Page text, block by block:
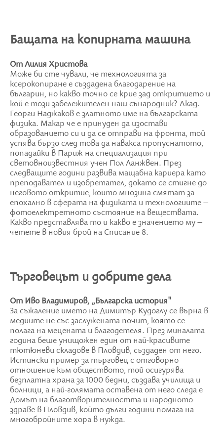
Бащата на копирната машина
От Лилия Христова
Може би сте чували, че технологията за
ксерокопиране е създадена благодарение на
българин, но какво точно се крие зад откритието и
кой е този забележителен наш сънародник? Акад.
Георги Наджаков е златното име на българската
физика. Макар че е принуден да изостави
образованието си и да се отправи на фронта, той
успява бързо след това да навакса пропуснатото,
попадайки в Париж на специализация при
световноизвестния учен Пол Ланжвен. През
следващите години развива мащабна кариера като
преподавател и изобретател, докато се стигне до
неговото откритие, които мнозина смятат за
епохално в сферата на физиката и технологиите –
фотоелектретното състояние на веществата.
Какво представлява то и какво е значението му –
четете в новия брой на Списание 8.
Търговецът и добрите дела
От Иво Владимиров, „Българска история"
За съжаление името на Димитър Кудоглу се върна в
медиите не със заслужената почит, която се
полага на мецената и благодетеля. През миналата
година беше унищожен един от най-красивите
тютюневи складове в Пловдив, създаден от него.
Истински пример за търговец с отговорно
отношение към обществото, той осигурява
безплатна храна за 1000 бедни, създава училища и
болници, а най-голямата оставена от него следа е
Домът на благотворителността и народното
здраве в Пловдив, който дълги години помага на
многобройните хора в нужда.